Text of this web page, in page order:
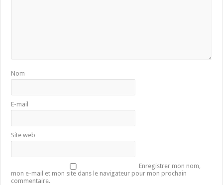
Nom
E-mail
Site web
Enregistrer mon nom,
mon e-mail et mon site dans le navigateur pour mon prochain
commentaire.